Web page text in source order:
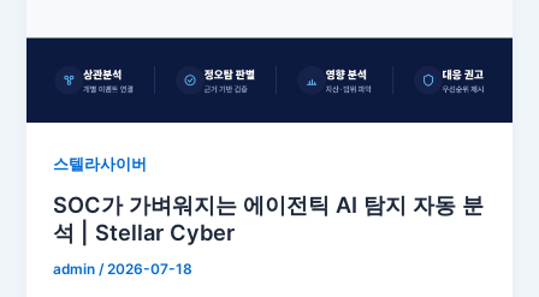
스텔라사이버
SOC가 가벼워지는 에이전틱 AI 탐지 자동 분
석 | Stellar Cyber
admin/2026-07-18